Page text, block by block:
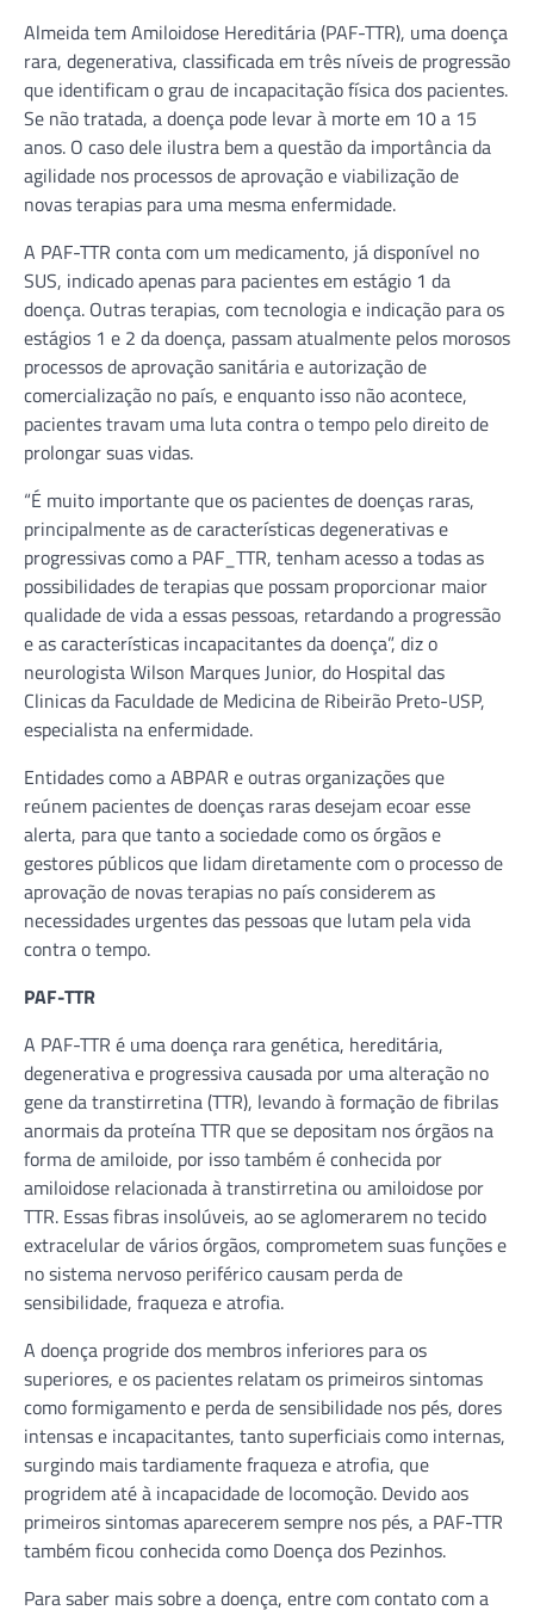
Almeida tem Amiloidose Hereditária (PAF-TTR), uma doença
rara, degenerativa, classificada em três níveis de progressão
que identificam o grau de incapacitação física dos pacientes.
Se não tratada, a doença pode levar à morte em 10 a 15
anos. O caso dele ilustra bem a questão da importância da
agilidade nos processos de aprovação e viabilização de
novas terapias para uma mesma enfermidade.
A PAF-TTR conta com um medicamento, já disponível no
SUS, indicado apenas para pacientes em estágio 1 da
doença. Outras terapias, com tecnologia e indicação para os
estágios 1 e 2 da doença, passam atualmente pelos morosos
processos de aprovação sanitária e autorização de
comercialização no país, e enquanto isso não acontece,
pacientes travam uma luta contra o tempo pelo direito de
prolongar suas vidas.
“É muito importante que os pacientes de doenças raras,
principalmente as de características degenerativas e
progressivas como a PAF_TTR, tenham acesso a todas as
possibilidades de terapias que possam proporcionar maior
qualidade de vida a essas pessoas, retardando a progressão
e as características incapacitantes da doença”, diz o
neurologista Wilson Marques Junior, do Hospital das
Clinicas da Faculdade de Medicina de Ribeirão Preto-USP,
especialista na enfermidade.
Entidades como a ABPAR e outras organizações que
reúnem pacientes de doenças raras desejam ecoar esse
alerta, para que tanto a sociedade como os órgãos e
gestores públicos que lidam diretamente com o processo de
aprovação de novas terapias no país considerem as
necessidades urgentes das pessoas que lutam pela vida
contra o tempo.
PAF-TTR
A PAF-TTR é uma doença rara genética, hereditária,
degenerativa e progressiva causada por uma alteração no
gene da transtirretina (TTR), levando à formação de fibrilas
anormais da proteína TTR que se depositam nos órgãos na
forma de amiloide, por isso também é conhecida por
amiloidose relacionada à transtirretina ou amiloidose por
TTR. Essas fibras insolúveis, ao se aglomerarem no tecido
extracelular de vários órgãos, comprometem suas funções e
no sistema nervoso periférico causam perda de
sensibilidade, fraqueza e atrofia.
A doença progride dos membros inferiores para os
superiores, e os pacientes relatam os primeiros sintomas
como formigamento e perda de sensibilidade nos pés, dores
intensas e incapacitantes, tanto superficiais como internas,
surgindo mais tardiamente fraqueza e atrofia, que
progridem até à incapacidade de locomoção. Devido aos
primeiros sintomas aparecerem sempre nos pés, a PAF-TTR
também ficou conhecida como Doença dos Pezinhos.
Para saber mais sobre a doença, entre com contato com a